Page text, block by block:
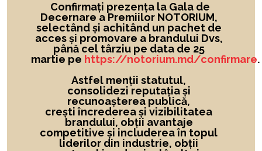
Confirmați prezența la Gala de
Decernare a Premiilor NOTORIUM,
selectând și achitând un pachet de
acces și promovare a brandului Dvs,
până cel târziu pe data de 25
martie pe https://notorium.md/confirmare.
Astfel menții statutul,
consolidezi reputația și
recunoașterea publică,
crești încrederea și vizibilitatea
brandului, obții avantaje
competitive și includerea în topul
liderilor din industrie, obții